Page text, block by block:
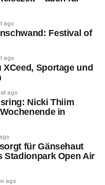
an der Donau etwa
NIT-Neuzugang
dem 0:1-Rückstand
Sheehy)
Verein, bevor Dane
die Gäste-Führung
ago
Festival of
ago
Sportage und
ago
Nicki Thiim
in
für Gänsehaut
Stadionpark Open Air
ago